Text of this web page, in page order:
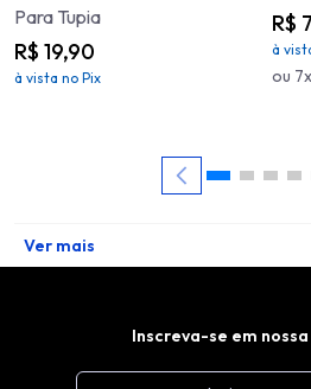
Para Tupia
R$ 19,90
à vista no Pix
R$
à
ou
Ver mais
Inscreva-se em